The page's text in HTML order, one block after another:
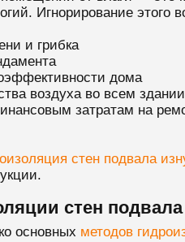
Игнорирование этого
и грибка
дома
воздуха во всем здании
затратам на
стен подвала
стен подвала
основных методов